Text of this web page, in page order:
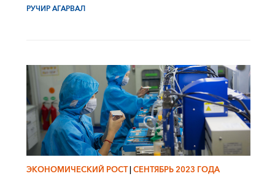
РУЧИР АГАРВАЛ
ЭКОНОМИЧЕСКИЙ РОСТ|СЕНТЯБРЬ 2023 ГОДА